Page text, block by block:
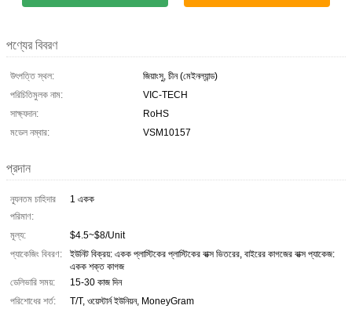
পণ্যের বিবরণ
উৎপত্তি স্থল:
জিয়াংসু, চীন (মেইনল্যান্ড)
পরিচিতিমুলক নাম:
VIC-TECH
সাক্ষ্যদান:
RoHS
মডেল নম্বার:
VSM10157
প্রদান
ন্যূনতম চাহিদার
পরিমাণ:
1 একক
মূল্য:
$4.5~$8/Unit
প্যাকেজিং বিবরণ:
ইউনিট বিক্রয়: একক প্লাস্টিকের প্লাস্টিকের বাক্স ভিতরের, বাইরের কাগজের বাক্স প্যাকেজ:
একক শক্ত কাগজ
ডেলিভারি সময়:
15-30 কাজ দিন
পরিশোধের শর্ত:
T/T, ওয়েস্টার্ন ইউনিয়ন, MoneyGram